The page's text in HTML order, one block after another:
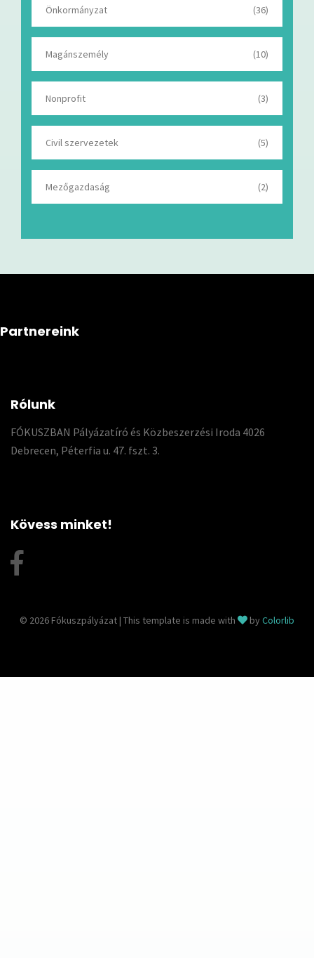
Önkormányzat (36)
Magánszemély (10)
Nonprofit (3)
Civil szervezetek (5)
Mezőgazdaság (2)
Partnereink
Rólunk
FÓKUSZBAN Pályázatíró és Közbeszerzési Iroda 4026
Debrecen, Péterfia u. 47. fszt. 3.
Kövess minket!
© 2026 Fókuszpályázat | This template is made with byColorlib